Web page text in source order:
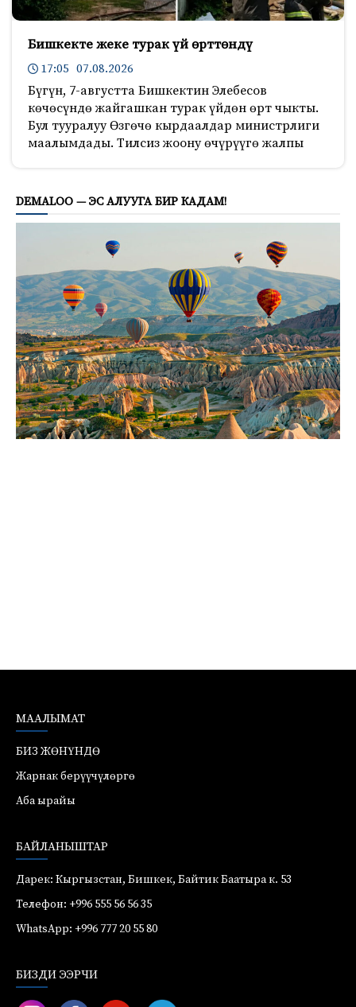
Бишкекте жеке турак үй өрттөндү
17:05 07.08.2026
Бүгүн, 7-августта Бишкектин Элебесов
көчөсүндө жайгашкан турак үйдөн өрт чыкты.
Бул тууралуу Өзгөчө кырдаалдар министрлиги
маалымдады. Тилсиз жоону өчүрүүгө жалпы
DEMALOO — ЭС АЛУУГА БИР КАДАМ!
МААЛЫМАТ
БИЗ ЖӨНҮНДӨ
Жарнак берүүчүлөргө
Аба ырайы
БАЙЛАНЫШТАР
Дарек: Кыргызстан, Бишкек, Байтик Баатыра к. 53
Телефон: +996 555 56 56 35
WhatsApp: +996 777 20 55 80
БИЗДИ ЭЭРЧИ